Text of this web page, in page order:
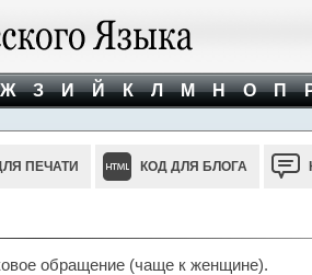
З И Й К Л М Н О П
ПЕЧАТИ КОД ДЛЯ БЛОГА
обращение (чаще к женщине).